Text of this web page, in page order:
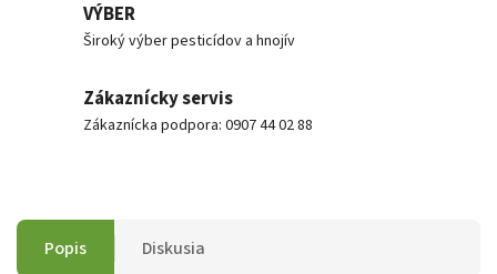
VÝBER
Široký výber pesticídov a hnojív
Zákaznícky servis
Zákaznícka podpora: 0907 44 02 88
Popis Diskusia